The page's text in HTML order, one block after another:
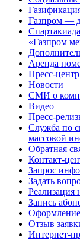
Газпром —
«Газпром
Аренда
Пресс-центр
Новости
СМИ о
Видео
Пресс-
Служба по
массовой
Обратная
Контакт-
Запрос
Задать
Реализация
Запись
Оформление
Отзыв
Интернет-